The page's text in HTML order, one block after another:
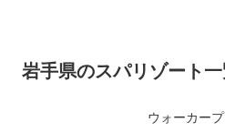
岩手県のスパリゾート一
ウォーカー